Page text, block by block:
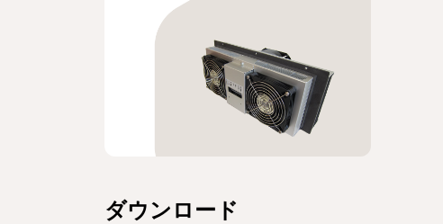
ダウンロード